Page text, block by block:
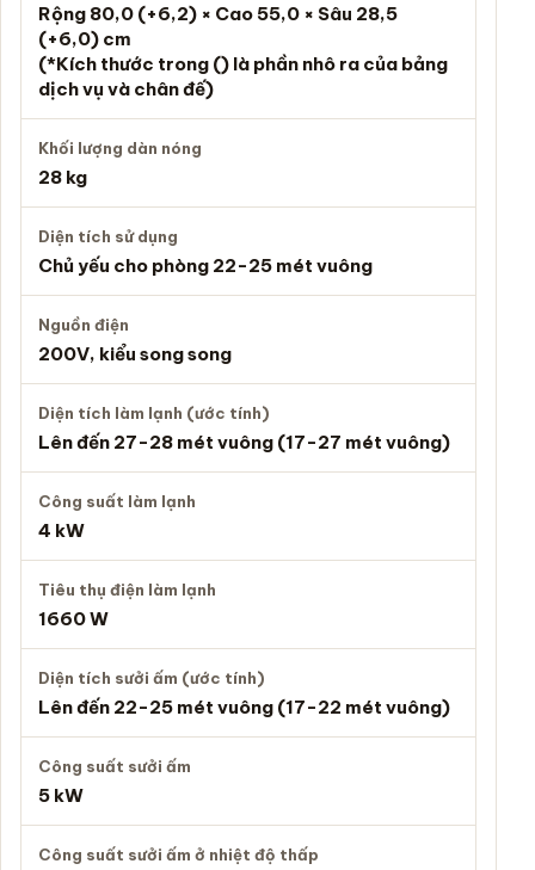
Rộng 80,0 (+6,2) × Cao 55,0 × Sâu 28,5
(+6,0) cm
(*Kích thước trong () là phần nhô ra của bảng
dịch vụ và chân đế)
Khối lượng dàn nóng
28 kg
Diện tích sử dụng
Chủ yếu cho phòng 22-25 mét vuông
Nguồn điện
200V, kiểu song song
Diện tích làm lạnh (ước tính)
Lên đến 27-28 mét vuông (17-27 mét vuông)
Công suất làm lạnh
4 kW
Tiêu thụ điện làm lạnh
1660 W
Diện tích sưởi ấm (ước tính)
Lên đến 22-25 mét vuông (17-22 mét vuông)
Công suất sưởi ấm
5 kW
Công suất sưởi ấm ở nhiệt độ thấp